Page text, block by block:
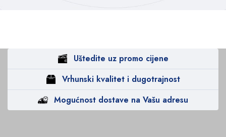
Uštedite uz promo cijene
Vrhunski kvalitet i dugotrajnost
Mogućnost dostave na Vašu adresu